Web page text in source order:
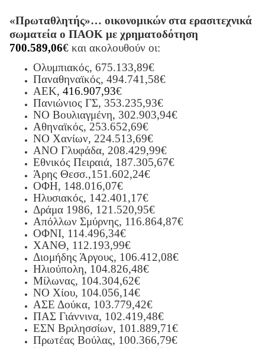
«Πρωταθλητής»… οικονομικών στα ερασιτεχνικά
σωματεία ο ΠΑΟΚ με χρηματοδότηση
700.589,06€ και ακολουθούν οι:
Ολυμπιακός, 675.133,89€
Παναθηναϊκός, 494.741,58€
ΑΕΚ,416.907,93€
Πανιώνιος ΓΣ, 353.235,93€
ΝΟ Βουλιαγμένη, 302.903,94€
Αθηναϊκός, 253.652,69€
ΝΟ Χανίων, 224.513,69€
ΑΝΟ Γλυφάδα, 208.429,99€
Εθνικός Πειραιά, 187.305,67€
Άρης Θεσσ.,151.602,24€
ΟΦΗ, 148.016,07€
Ηλυσιακός, 142.401,17€
Δράμα 1986, 121.520,95€
Απόλλων Σμύρνης, 116.864,87€
ΟΦΝΙ, 114.496,34€
ΧΑΝΘ, 112.193,99€
Διομήδης Άργους, 106.412,08€
Ηλιούπολη, 104.826,48€
Μίλωνας, 104.304,62€
ΝΟ Χίου, 104.056,14€
ΑΣΕ Δούκα, 103.779,42€
ΠΑΣ Γιάννινα, 102.419,48€
ΕΣΝ Βριλησσίων, 101.889,71€
Πρωτέας Βούλας, 100.366,79€